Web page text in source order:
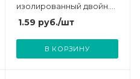
изолированный двойн.
НШВИ(2) 0.75-10 TOKOV
ELECTRIC TKE-NSVI2-0.75-
10-C06/50
1.59 руб./шт
В КОРЗИНУ